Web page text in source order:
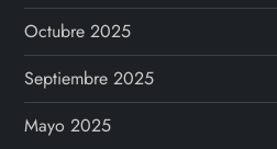
Octubre 2025
Septiembre 2025
Mayo 2025